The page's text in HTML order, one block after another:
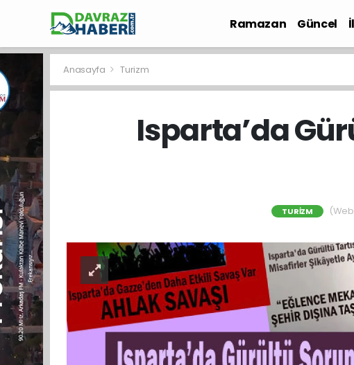
Ramazan Güncel
Anasayfa Turizm
Isparta’da
TURIZM